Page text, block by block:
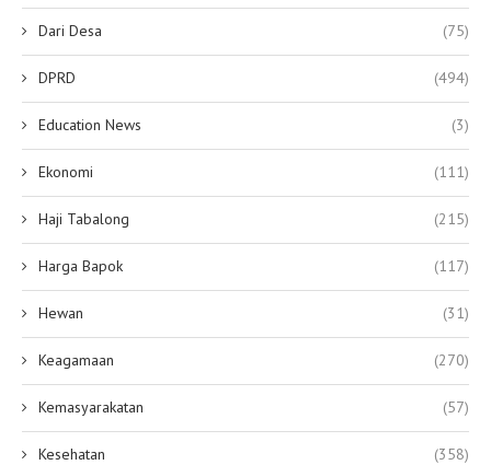
Dari Desa (75)
DPRD (494)
Education News (3)
Ekonomi (111)
Haji Tabalong (215)
Harga Bapok (117)
Hewan (31)
Keagamaan (270)
Kemasyarakatan (57)
Kesehatan (358)